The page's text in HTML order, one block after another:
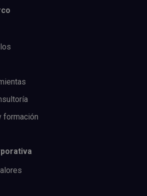
formación